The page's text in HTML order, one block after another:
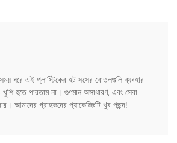
ধরে এই প্লাস্টিকের হট সসের বোতলগুলি ব্যবহার
হতে পারতাম না। গুণমান অসাধারণ, এবং সেবা
আমাদের গ্রাহকদের প্যাকেজিংটি খুব পছন্দ!